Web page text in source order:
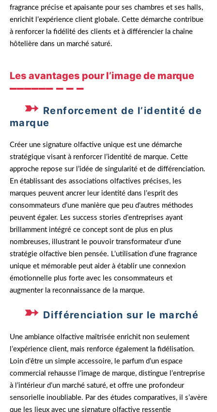
fragrance précise et apaisante pour ses chambres et ses halls,
enrichit l’expérience client globale. Cette démarche contribue
à renforcer la fidélité des clients et à différencier la chaîne
hôtelière dans un marché saturé.
Les avantages pour l’image de marque
Renforcement de l’identité de
marque
Créer une signature olfactive unique est une démarche
stratégique visant à renforcer l’identité de marque. Cette
approche repose sur l’idée de singularité et de différenciation.
En établissant des associations olfactives précises, les
marques peuvent ancrer leur identité dans l’esprit des
consommateurs d’une manière que peu d’autres méthodes
peuvent égaler. Les success stories d’entreprises ayant
brillamment intégré ce concept sont de plus en plus
nombreuses, illustrant le pouvoir transformateur d’une
stratégie olfactive bien pensée. L’utilisation d’une fragrance
unique et mémorable peut aider à établir une connexion
émotionnelle plus forte avec les consommateurs et
augmenter la reconnaissance de la marque.
Différenciation sur le marché
Une ambiance olfactive maîtrisée enrichit non seulement
l’expérience client, mais renforce également la fidélisation.
Loin d’être un simple accessoire, le parfum d’un espace
commercial rehausse l’image de marque, distingue l’entreprise
à l’intérieur d’un marché saturé, et offre une profondeur
sensorielle inoubliable. Par des études comparatives, il s’avère
que les lieux avec une signature olfactive ressentie